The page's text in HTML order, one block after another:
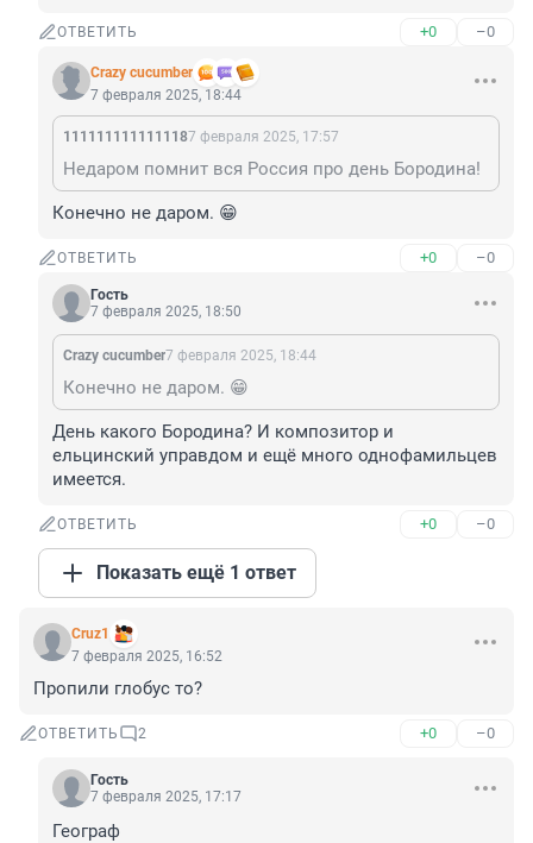
ОТВЕТИТЬ +0 –0
Crazy cucumber
7 февраля 2025, 18:44
1111111111111187 февраля 2025, 17:57
Недаром помнит вся Россия про день Бородина!
Конечно не даром. 😁
ОТВЕТИТЬ +0 –0
Гость
7 февраля 2025, 18:50
Crazy cucumber7 февраля 2025, 18:44
Конечно не даром. 😁
День какого Бородина? И композитор и
ельцинский управдом и ещё много однофамильцев
имеется.
ОТВЕТИТЬ +0 –0
Показать ещё 1 ответ
Cruz1
7 февраля 2025, 16:52
Пропили глобус то?
ОТВЕТИТЬ 2 +0 –0
Гость
7 февраля 2025, 17:17
Географ